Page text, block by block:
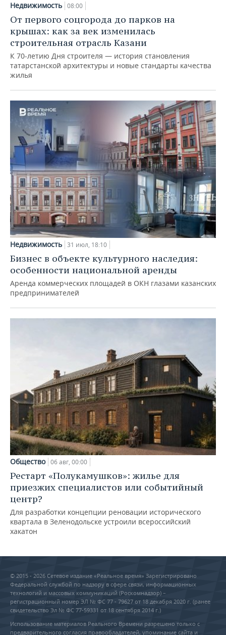
Недвижимость 08:00
От первого соцгорода до парков на
крышах: как за век изменилась
строительная отрасль Казани
К 70-летию Дня строителя — история становления
татарстанской архитектуры и новые стандарты качества
жилья
Недвижимость 31 июл, 18:10
Бизнес в объекте культурного наследия:
особенности национальной аренды
Аренда коммерческих площадей в ОКН глазами казанских
предпринимателей
Общество 06 авг, 00:00
Рестарт «Полукамушков»: жилье для
приезжих специалистов или событийный
центр?
Для разработки концепции реновации исторического
квартала в Зеленодольске устроили всероссийский
хакатон
© 2015 - 2026 Сетевое издание «Реальное время» Зарегистрировано
Федеральной службой по надзору в сфере связи, информационных
технологий и массовых коммуникаций (Роскомнадзор) –
регистрационный номер ЭЛ № ФС 77 - 79627 от 18 декабря 2020 г. (ранее
свидетельство Эл № ФС 77-59331 от 18 сентября 2014 г.)
Использование материалов Реального Времени разрешено только с
предварительного согласия правообладателей, упоминание сайта и